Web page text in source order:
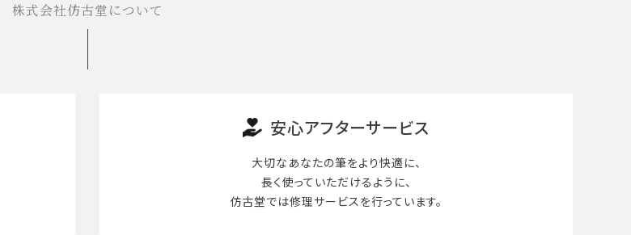
株式会社仿古堂について
安心アフターサービス
大切なあなたの筆をより快適に、
長く使って いただけるように、
仿古堂では修理サービスを行っています。